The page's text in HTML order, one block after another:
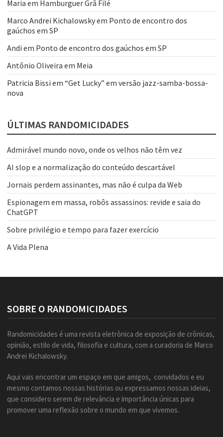
Maria em Hamburguer Grã Filé
Marco Andrei Kichalowskyem Ponto de encontro dos
gaúchos em SP
Andi em Ponto de encontro dos gaúchos em SP
Antônio Oliveira em Meia
Patricia Bissi em “Get Lucky” em versão jazz-samba-bossa-
nova
ÚLTIMAS RANDOMICIDADES
Admirável mundo novo, onde os velhos não têm vez
AI slop e a normalização do conteúdo descartável
Jornais perdem assinantes, mas não é culpa da Web
Espionagem em massa, robôs assassinos: revide e saia do
ChatGPT
Sobre privilégio e tempo para fazer exercício
A Vida Plena
SOBRE O RANDOMICIDADES
Randomicidades é uma revista eletrônica de exposição de crônicas,
opinião, estilo de vida, filosofia e cultura, com a curadoria de Marco
Andrei Kichalowsky.
Aqui vais encontrar um espaço em que amigos, convidados e eu
mesmo contamos nossas histórias ou expressamos nossas ideias,
que considero serem de relevância e importância únicas para
promover uma reflexão sobre o mundo em que vivemos.